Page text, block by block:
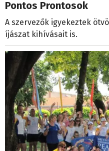
Pontos Prontosok
A szervezők igyekeztek
íjászat kihívásait is.